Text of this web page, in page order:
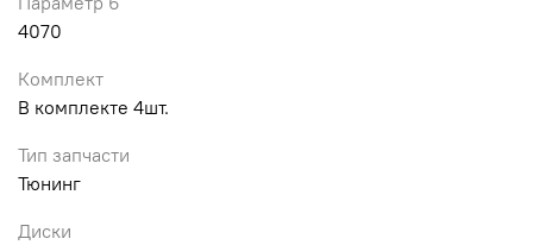
4070
Комплект
В комплекте 4шт.
Тип запчасти
Тюнинг
Диски